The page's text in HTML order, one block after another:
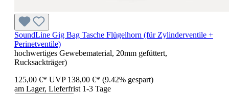
SoundLine Gig Bag Tasche Flügelhorn (für Zylinderventile +
Perinetventile)
hochwertiges Gewebematerial, 20mm gefüttert,
Rucksackträger)
125,00 €* UVP 138,00 €* (9.42% gespart)
am Lager, Lieferfrist 1-3 Tage